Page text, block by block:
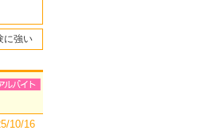
に強い
10/16